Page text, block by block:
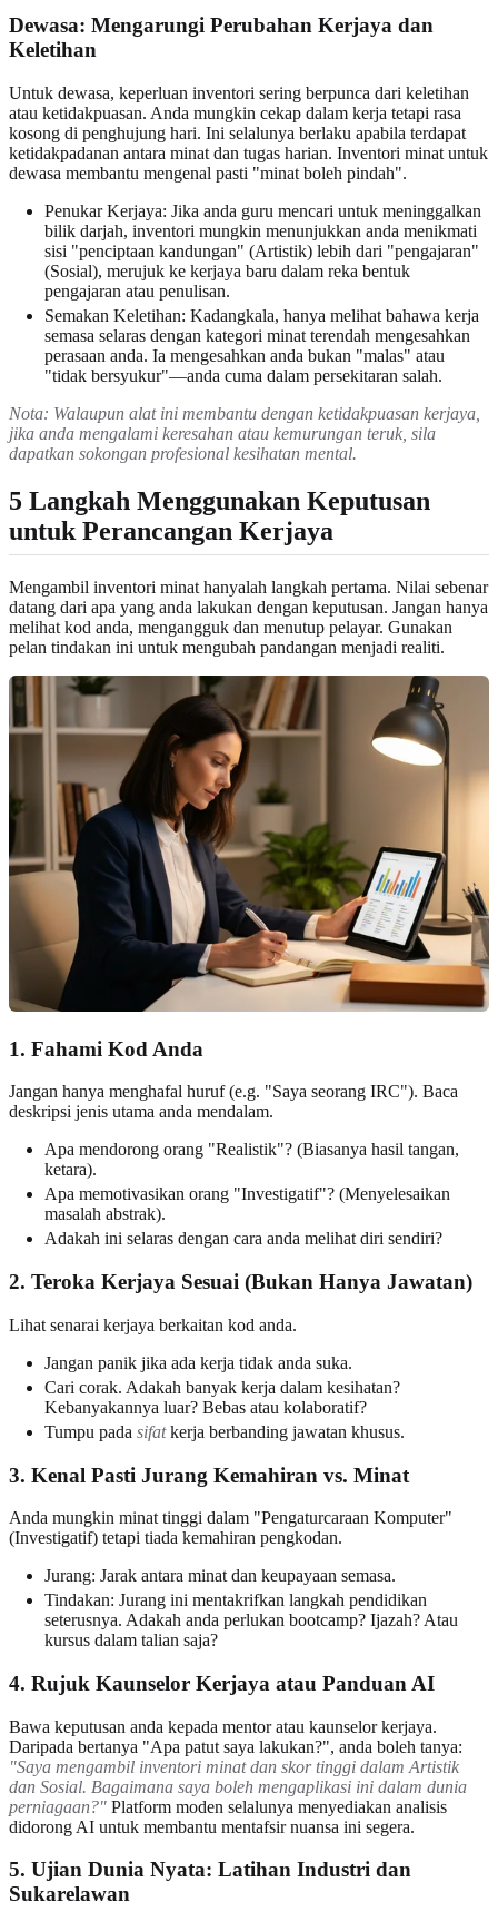
Dewasa: Mengarungi Perubahan Kerjaya dan
Keletihan
Untuk dewasa, keperluan inventori sering berpunca dari keletihan
atau ketidakpuasan. Anda mungkin cekap dalam kerja tetapi rasa
kosong di penghujung hari. Ini selalunya berlaku apabila terdapat
ketidakpadanan antara minat dan tugas harian. Inventori minat untuk
dewasa membantu mengenal pasti "minat boleh pindah".
Penukar Kerjaya: Jika anda guru mencari untuk meninggalkan
bilik darjah, inventori mungkin menunjukkan anda menikmati
sisi "penciptaan kandungan" (Artistik) lebih dari "pengajaran"
(Sosial), merujuk ke kerjaya baru dalam reka bentuk
pengajaran atau penulisan.
Semakan Keletihan: Kadangkala, hanya melihat bahawa kerja
semasa selaras dengan kategori minat terendah mengesahkan
perasaan anda. Ia mengesahkan anda bukan "malas" atau
"tidak bersyukur"—anda cuma dalam persekitaran salah.
Nota: Walaupun alat ini membantu dengan ketidakpuasan kerjaya,
jika anda mengalami keresahan atau kemurungan teruk, sila
dapatkan sokongan profesional kesihatan mental.
5 Langkah Menggunakan Keputusan
untuk Perancangan Kerjaya
Mengambil inventori minat hanyalah langkah pertama. Nilai sebenar
datang dari apa yang anda lakukan dengan keputusan. Jangan hanya
melihat kod anda, mengangguk dan menutup pelayar. Gunakan
pelan tindakan ini untuk mengubah pandangan menjadi realiti.
1. Fahami Kod Anda
Jangan hanya menghafal huruf (e.g. "Saya seorang IRC"). Baca
deskripsi jenis utama anda mendalam.
Apa mendorong orang "Realistik"? (Biasanya hasil tangan,
ketara).
Apa memotivasikan orang "Investigatif"? (Menyelesaikan
masalah abstrak).
Adakah ini selaras dengan cara anda melihat diri sendiri?
2. Teroka Kerjaya Sesuai (Bukan Hanya Jawatan)
Lihat senarai kerjaya berkaitan kod anda.
Jangan panik jika ada kerja tidak anda suka.
Cari corak. Adakah banyak kerja dalam kesihatan?
Kebanyakannya luar? Bebas atau kolaboratif?
Tumpu pada sifatkerja berbanding jawatan khusus.
3. Kenal Pasti Jurang Kemahiran vs. Minat
Anda mungkin minat tinggi dalam "Pengaturcaraan Komputer"
(Investigatif) tetapi tiada kemahiran pengkodan.
Jurang: Jarak antara minat dan keupayaan semasa.
Tindakan: Jurang ini mentakrifkan langkah pendidikan
seterusnya. Adakah anda perlukan bootcamp? Ijazah? Atau
kursus dalam talian saja?
4. Rujuk Kaunselor Kerjaya atau Panduan AI
Bawa keputusan anda kepada mentor atau kaunselor kerjaya.
Daripada bertanya "Apa patut saya lakukan?", anda boleh tanya:
"Saya mengambil inventori minat dan skor tinggi dalam Artistik
dan Sosial. Bagaimana saya boleh mengaplikasi ini dalam dunia
perniagaan?" Platform moden selalunya menyediakan analisis
didorong AI untuk membantu mentafsir nuansa ini segera.
5. Ujian Dunia Nyata: Latihan Industri dan
Sukarelawan